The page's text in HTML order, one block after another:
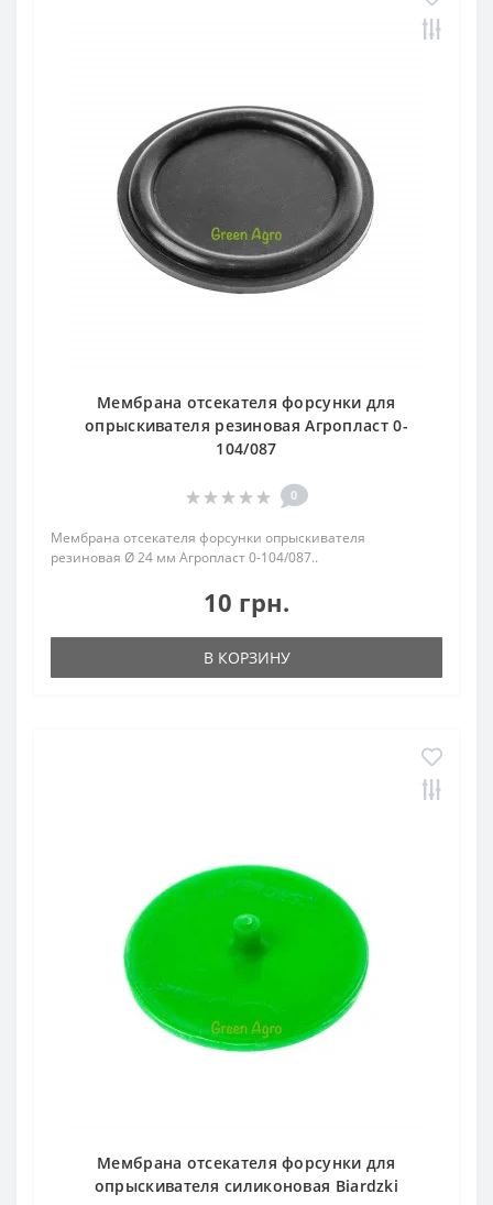
Мембрана отсекателя форсунки для
опрыскивателя резиновая Агропласт 0-
104/087
0
Мембрана отсекателя форсунки опрыскивателя
резиновая Ø 24 мм Агропласт 0-104/087..
10 грн.
В КОРЗИНУ
Мембрана отсекателя форсунки для
опрыскивателя силиконовая Biardzki